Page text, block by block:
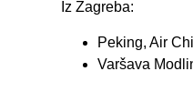
Iz Zagreba:
Peking, Air
Varšava